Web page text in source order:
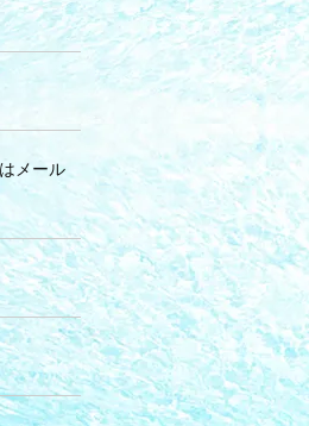
メール